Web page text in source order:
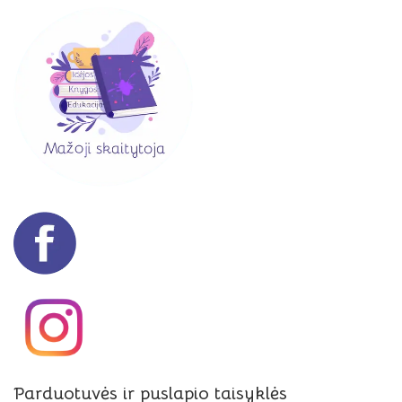
Parduotuvės ir puslapio taisyklės